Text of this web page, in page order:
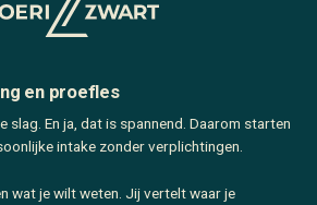
en proefles
slag. En ja, dat is spannend. Daarom starten
intake zonder verplichtingen.
wat je wilt weten. Jij vertelt waar je